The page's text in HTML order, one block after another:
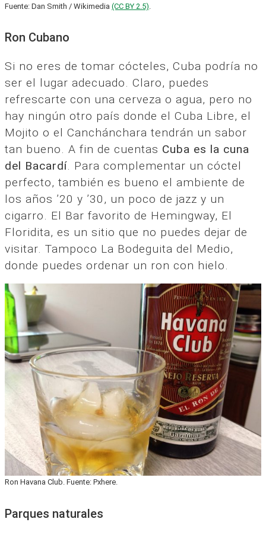
Fuente: Dan Smith / Wikimedia (CC BY 2.5)
Ron Cubano
Si no eres de tomar cócteles, Cuba podría no
ser el lugar adecuado. Claro, puedes
refrescarte con una cerveza o agua, pero no
hay ningún otro país donde el Cuba Libre, el
Mojito o el Canchánchara tendrán un sabor
tan bueno. A fin de cuentas Cuba es la cuna
del Bacardí. Para complementar un cóctel
perfecto, también es bueno el ambiente de
los años ’20 y ’30, un poco de jazz y un
cigarro. El Bar favorito de Hemingway, El
Floridita, es un sitio que no puedes dejar de
visitar. Tampoco La Bodeguita del Medio,
donde puedes ordenar un ron con hielo.
Ron Havana Club. Fuente: Pxhere.
Parques naturales